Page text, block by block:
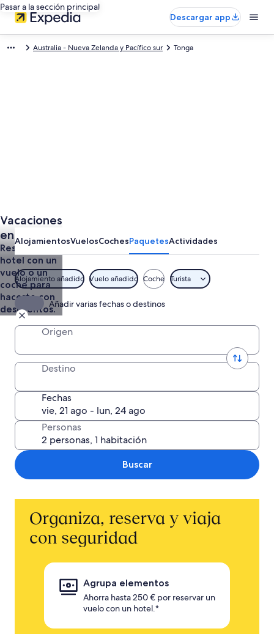
Pasar a la sección principal
Descargar app
Australia - Nueva Zelanda y Pacífico sur Tonga
Foto de Tourism Tonga Foto
de
Tourism
Vacaciones
en Tonga
Reserva el
hotel con un
vuelo o un
coche para
hacerte con
descuentos.
AlojamientosVuelosCochesPaquetesActividades
Alojamiento añadido Vuelo añadido Coche Turista
Añadir varias fechas o destinos
Origen
Destino
Fechas
Personas
Buscar
Organiza, reserva y viaja
con seguridad
Agrupa elementos
Ahorra hasta 250 € por reservar un
vuelo con un hotel.*